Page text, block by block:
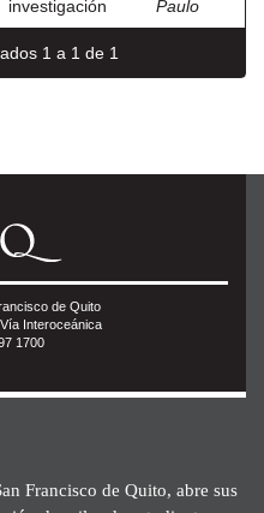
investigación
Paulo
1 a 1 de 1
de Quito
Interoceánica
1700
Francisco de Quito, abre sus